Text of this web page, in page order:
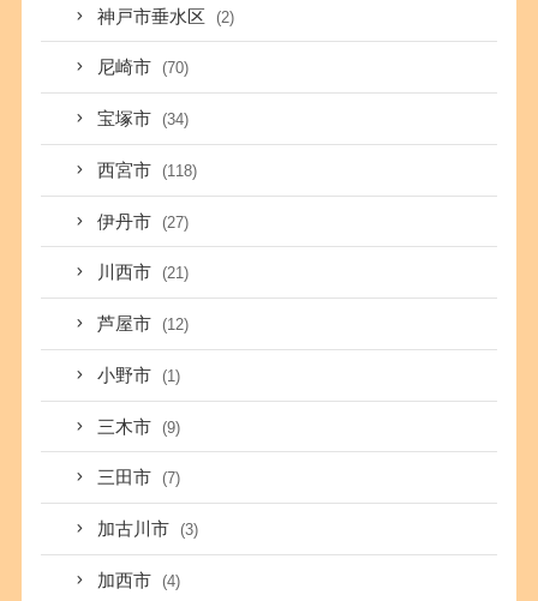
神戸市垂水区 (2)
尼崎市 (70)
宝塚市 (34)
西宮市 (118)
伊丹市 (27)
川西市 (21)
芦屋市 (12)
小野市 (1)
三木市 (9)
三田市 (7)
加古川市 (3)
加西市 (4)